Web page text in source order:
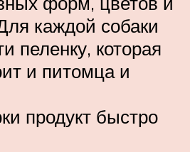
каждой собаки
пеленку, которая
и питомца и
продукт быстро